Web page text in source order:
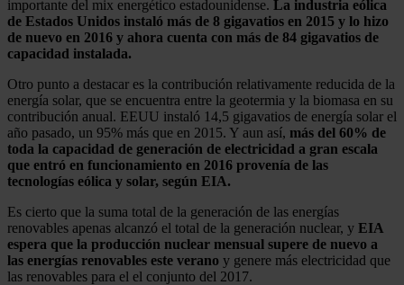
importante del mix energético estadounidense. La industria eólica
de Estados Unidos instaló más de 8 gigavatios en 2015 y lo hizo
de nuevo en 2016 y ahora cuenta con más de 84 gigavatios de
capacidad instalada.
Otro punto a destacar es la contribución relativamente reducida de la
energía solar, que se encuentra entre la geotermia y la biomasa en su
contribución anual. EEUU instaló 14,5 gigavatios de energía solar el
año pasado, un 95% más que en 2015. Y aun así, más del 60% de
toda la capacidad de generación de electricidad a gran escala
que entró en funcionamiento en 2016 provenía de las
tecnologías eólica y solar, según EIA.
Es cierto que la suma total de la generación de las energías
renovables apenas alcanzó el total de la generación nuclear, y EIA
espera que la producción nuclear mensual supere de nuevo a
las energías renovables este verano y genere más electricidad que
las renovables para el el conjunto del 2017.